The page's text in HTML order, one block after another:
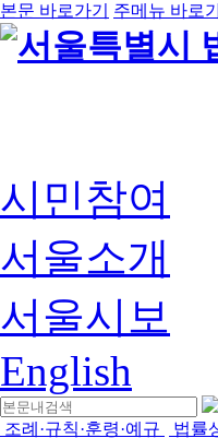
본문 바로가기 주메뉴 바로
시민참여
서울소개
서울시보
English
조례·규칙·훈령·예규 법률